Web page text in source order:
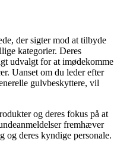
der sigter mod at tilbyde
kategorier. Deres
udvalgt for at imødekomme
Uanset om du leder efter
gulvbeskyttere, vil
og deres fokus på at
fremhæver
og deres kyndige personale.